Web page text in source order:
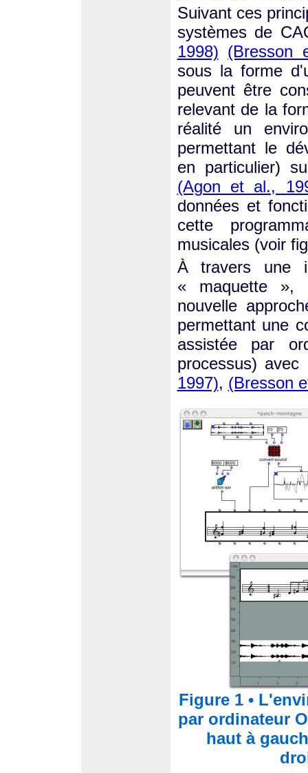
Suivant ces
systèmes de
1998) (Bresson
sous la forme
peuvent être
relevant de la
réalité un
permettant le
en particulier)
(Agon et al.,
données et
cette
musicales (voir
À travers une
« maquette »,
nouvelle
permettant une
assistée par
processus)
1997), (Bresson
Figure 1 •
par ordinateur
haut à